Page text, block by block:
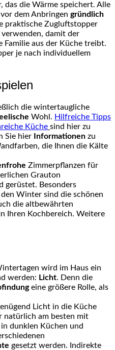
das die Wärme speichert. Alle
dem Anbringen gründlich
praktische Zugluftstopper
damit der
Familie aus der Küche treibt.
je nach individuellem
die wintertaugliche
Wohl. Hilfreiche Tipps
Küche sind hier zu
Sie hier
Informationen zu
die Ihnen die Kälte
Zimmerpflanzen für
Grauton
gerüstet. Besonders
Winter sind die schönen
die altbewährten
Ihren Kochbereich. Weitere
wird im Haus ein
werden: Licht. Denn die
eine größere Rolle, als
Licht in die Küche
natürlich am besten mit
in dunklen Küchen und
gesetzt werden. Indirekte